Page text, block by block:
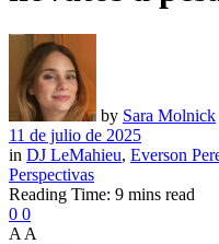
by Sara Molnick
11 de julio de 2025
in DJ LeMahieu, Everson
Perspectivas
Reading Time: 9 mins read
0 0
A A